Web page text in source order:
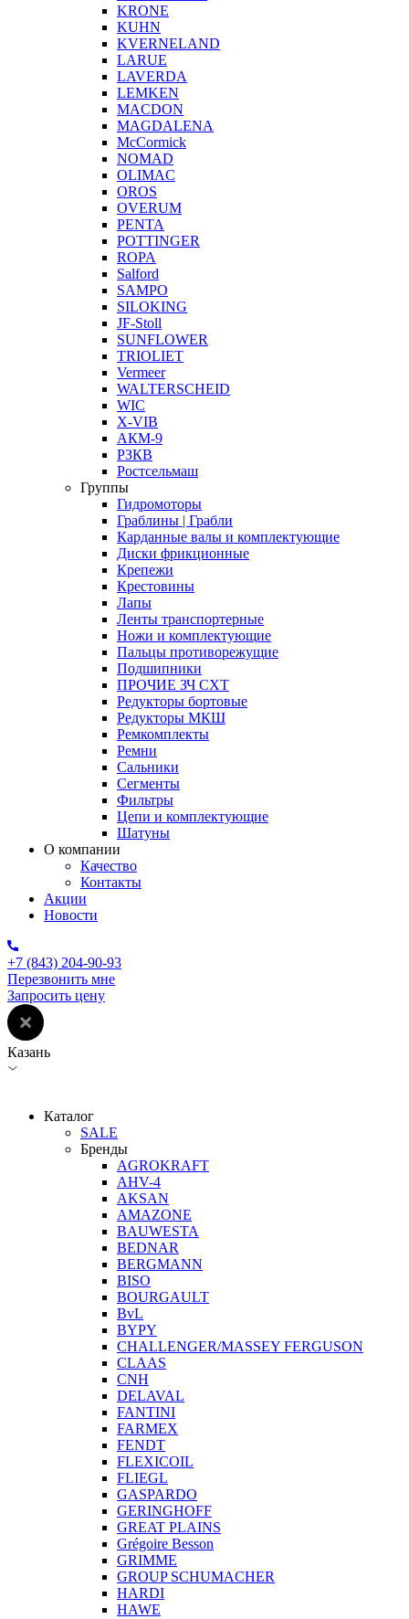
KRONE
KUHN
KVERNELAND
LARUE
LAVERDA
LEMKEN
MACDON
MAGDALENA
McCormick
NOMAD
OLIMAC
OROS
OVERUM
PENTA
POTTINGER
ROPA
Salford
SAMPO
SILOKING
JF-Stoll
SUNFLOWER
TRIOLIET
Vermeer
WALTERSCHEID
WIC
X-VIB
АКМ-9
РЗКВ
Ростсельмаш
Группы
Гидромоторы
Граблины | Грабли
Карданные валы и комплектующие
Диски фрикционные
Крепежи
Крестовины
Лапы
Ленты транспортерные
Ножи и комплектующие
Пальцы противорежущие
Подшипники
ПРОЧИЕ ЗЧ СХТ
Редукторы бортовые
Редукторы МКШ
Ремкомплекты
Ремни
Сальники
Сегменты
Фильтры
Цепи и комплектующие
Шатуны
О компании
Качество
Контакты
Акции
Новости
+7 (843) 204-90-93
Перезвонить мне
Запросить цену
Казань
Каталог
SALE
Бренды
AGROKRAFT
AHV-4
AKSAN
AMAZONE
BAUWESTA
BEDNAR
BERGMANN
BISO
BOURGAULT
BvL
BYPY
CHALLENGER/MASSEY FERGUSON
CLAAS
CNH
DELAVAL
FANTINI
FARMEX
FENDT
FLEXICOIL
FLIEGL
GASPARDO
GERINGHOFF
GREAT PLAINS
Grégoire Besson
GRIMME
GROUP SCHUMACHER
HARDI
HAWE